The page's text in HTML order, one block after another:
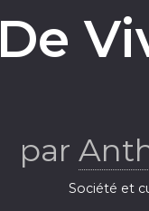
De
par
Société et